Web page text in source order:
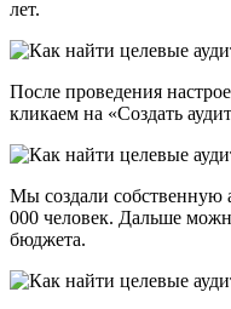
лет.
После проведения
кликаем на «Создать
Мы создали собственную
000 человек. Дальше
бюджета.